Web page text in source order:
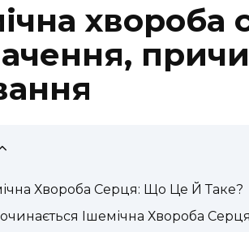
хвороба
Хвороба Серця: Що Це Й Таке?
Ішемічна Хвороба